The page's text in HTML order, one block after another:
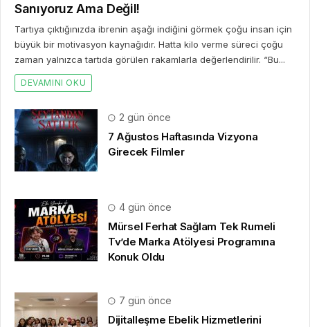
Sanıyoruz Ama Değil!
Tartıya çıktığınızda ibrenin aşağı indiğini görmek çoğu insan için
büyük bir motivasyon kaynağıdır. Hatta kilo verme süreci çoğu
zaman yalnızca tartıda görülen rakamlarla değerlendirilir. “Bu...
DEVAMINI OKU
2 gün önce
7 Ağustos Haftasında Vizyona
Girecek Filmler
4 gün önce
Mürsel Ferhat Sağlam Tek Rumeli
Tv’de Marka Atölyesi Programına
Konuk Oldu
7 gün önce
Dijitalleşme Ebelik Hizmetlerini